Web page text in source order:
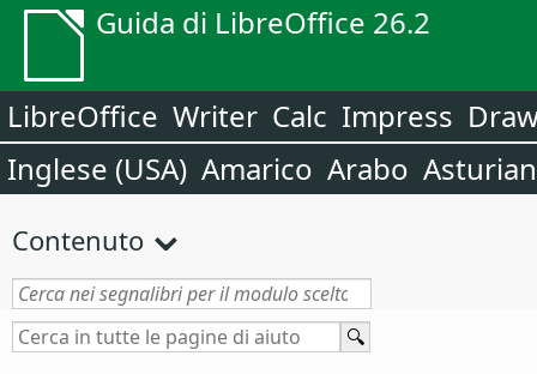
Guida di LibreOffice 26.2
LibreOffice Writer Calc Impress
Inglese (USA) Amarico Arabo
Contenuto